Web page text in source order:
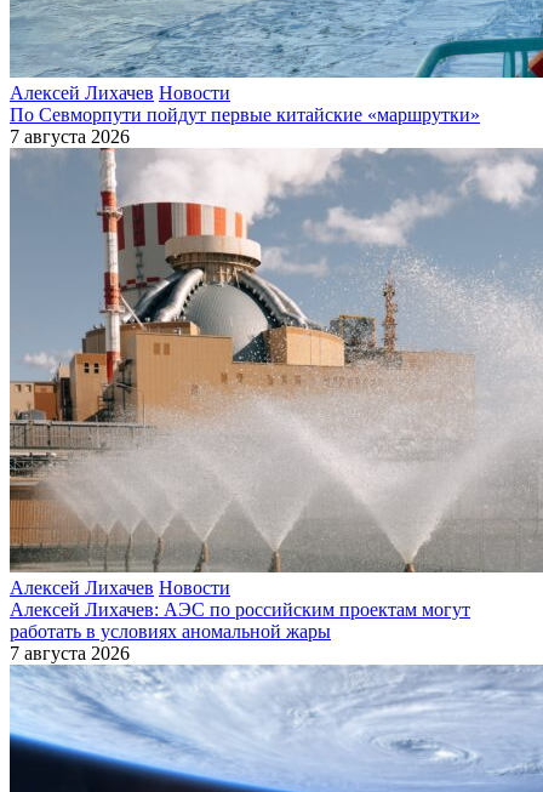
Алексей Лихачев Новости
По Севморпути пойдут первые китайские «маршрутки»
7 августа 2026
Алексей Лихачев Новости
Алексей Лихачев: АЭС по российским проектам могут
работать в условиях аномальной жары
7 августа 2026